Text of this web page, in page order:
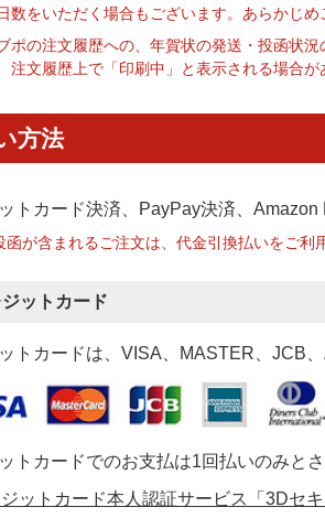
数をいただく場合もございます。あらかじめ
ポの注文履歴への、年賀状の発送・投函状
注文履歴上で「印刷中」と表示される場合が
方法
トカード決済、PayPay決済 、
が含まれるご注文は、代金引換払いをご利
ットカード
トカードは、VISA、MASTER、JCB
トカードでのお支払は1回払いのみと
ットカード本人認証サービス「3Dセ